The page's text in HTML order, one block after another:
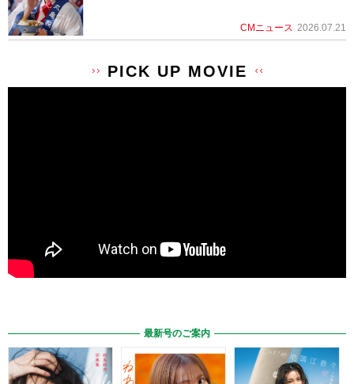
CMニュース 2026.07.21
PICK UP MOVIE
最新号のご案内